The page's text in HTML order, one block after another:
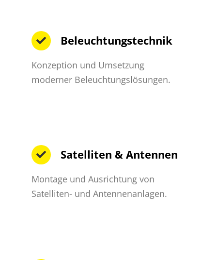
Beleuchtungstechnik
Konzeption und Umsetzung
moderner Beleuchtungslösungen.
Satelliten & Antennen
Montage und Ausrichtung von
Satelliten- und Antennenanlagen.